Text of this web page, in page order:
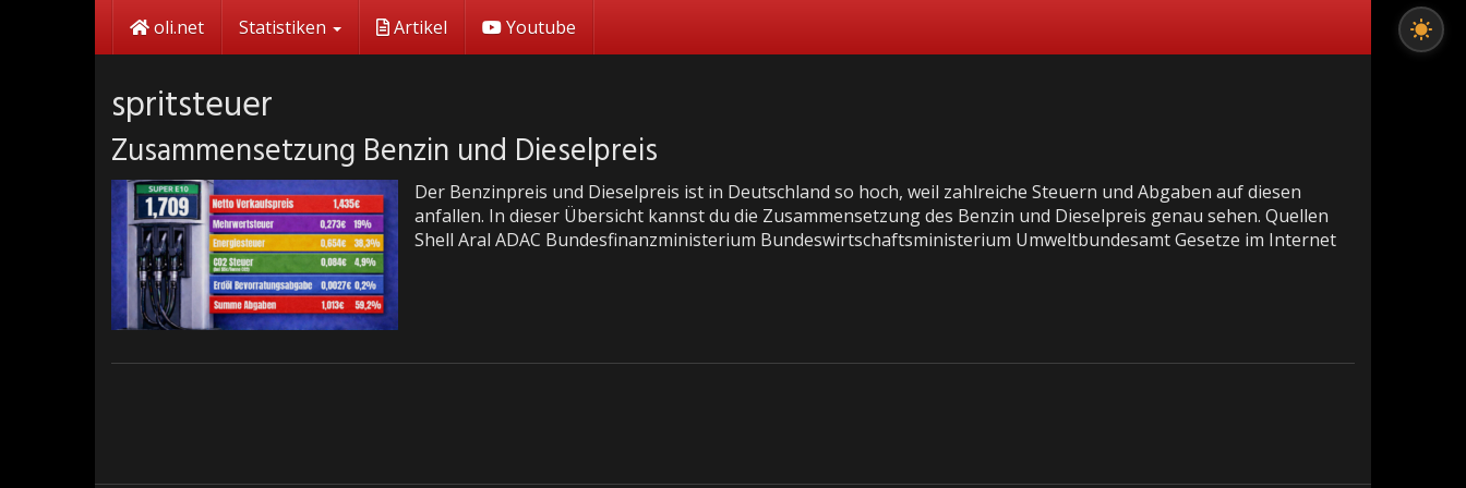
oli.net Statistiken Artikel Youtube
spritsteuer
Zusammensetzung Benzin und Dieselpreis
Der Benzinpreis und Dieselpreis ist in Deutschland so hoch, weil zahlreiche Steuern und Abgaben auf diesen
anfallen. In dieser Übersicht kannst du die Zusammensetzung des Benzin und Dieselpreis genau sehen. Quellen
Shell Aral ADAC Bundesfinanzministerium Bundeswirtschaftsministerium Umweltbundesamt Gesetze im Internet